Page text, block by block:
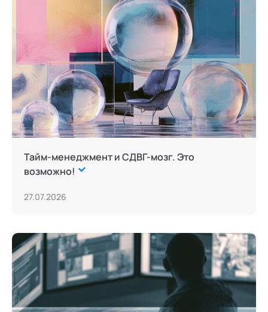
Тайм-менеджмент и СДВГ-мозг. Это
возможно!
27.07.2026